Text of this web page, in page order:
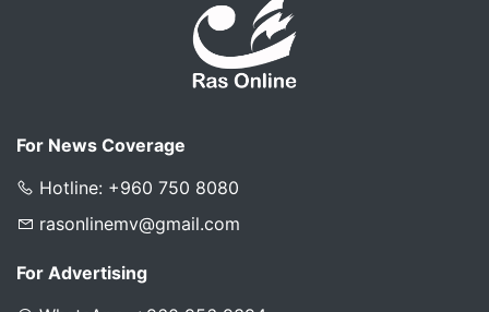
For News Coverage
Hotline: +960 750 8080
rasonlinemv@gmail.com
For Advertising